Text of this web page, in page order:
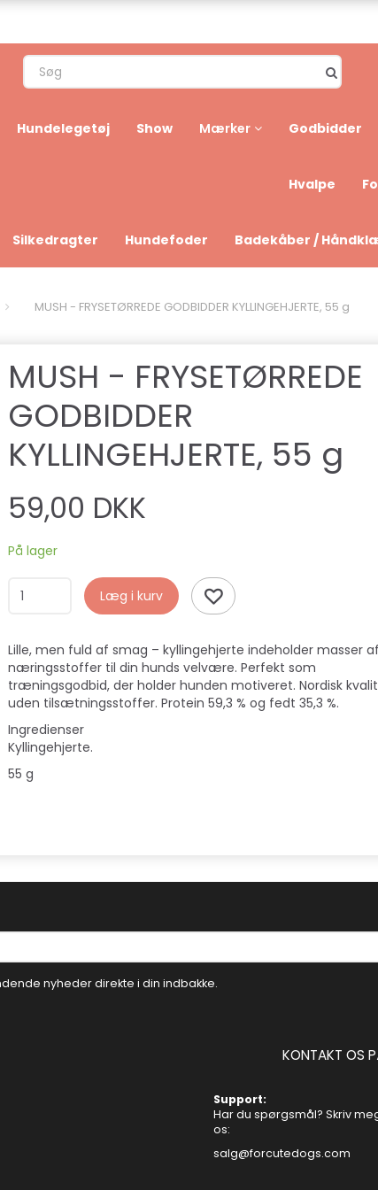
Hundelegetøj Show Mærker Godbidder
Hvalpe
Silkedragter Hundefoder Badekåber /
MUSH - FRYSETØRREDE GODBIDDER KYLLINGEHJERTE, 55 g
MUSH - FRYSETØRREDE
GODBIDDER
KYLLINGEHJERTE, 55 g
59,00 DKK
På lager
Læg i kurv
Lille, men fuld af smag – kyllingehjerte indeholder masser af
næringsstoffer til din hunds velvære. Perfekt som
træningsgodbid, der holder hunden motiveret. Nordisk
uden tilsætningsstoffer. Protein 59,3 % og fedt 35,3 %.
Ingredienser
Kyllingehjerte.
55 g
nyheder direkte i din indbakke.
KONTAKT OS
Support:
Har du spørgsmål? Skriv
os:
salg@forcutedogs.com